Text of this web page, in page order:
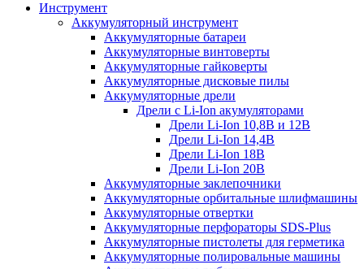
Инструмент
Аккумуляторный инструмент
Аккумуляторные батареи
Аккумуляторные винтоверты
Аккумуляторные гайковерты
Аккумуляторные дисковые пилы
Аккумуляторные дрели
Дрели с Li-Ion акумуляторами
Дрели Li-Ion 10,8В и 12В
Дрели Li-Ion 14,4В
Дрели Li-Ion 18В
Дрели Li-Ion 20В
Аккумуляторные заклепочники
Аккумуляторные орбитальные шлифмашины
Аккумуляторные отвертки
Аккумуляторные перфораторы SDS-Plus
Аккумуляторные пистолеты для герметика
Аккумуляторные полировальные машины